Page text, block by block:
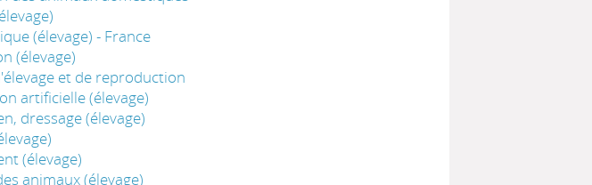
(élevage) - France
(élevage)
et de reproduction
artificielle (élevage)
dressage (élevage)
(élevage)
animaux (élevage)